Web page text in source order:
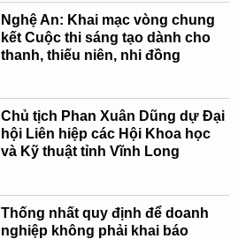
Nghệ An: Khai mạc vòng chung
kết Cuộc thi sáng tạo dành cho
thanh, thiếu niên, nhi đồng
Chủ tịch Phan Xuân Dũng dự Đại
hội Liên hiệp các Hội Khoa học
và Kỹ thuật tỉnh Vĩnh Long
Thống nhất quy định để doanh
nghiệp không phải khai báo